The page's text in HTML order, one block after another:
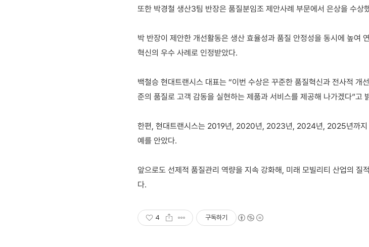
또한 박경철 생산3팀 반장은 품질분임조 제안사례 부문에서 은상을 수상
박 반장이 제안한 개선활동은 생산 효율성과 품질 안정성을 동시에 높여
혁신의 우수 사례로 인정받았다.
백철승 현대트랜시스 대표는 “이번 수상은 꾸준한 품질혁신과 전사적 개
준의 품질로 고객 감동을 실현하는 제품과 서비스를 제공해 나가겠다”고
한편, 현대트랜시스는 2019년, 2020년, 2023년, 2024년, 2025년까지
예를 안았다.
앞으로도 선제적 품질관리 역량을 지속 강화해, 미래 모빌리티 산업의 질
다.
4 구독하기